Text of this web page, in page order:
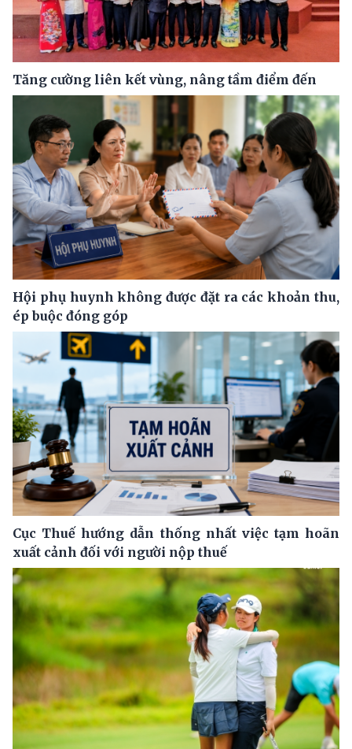
Tăng cường liên kết vùng, nâng tầm điểm đến
Hội phụ huynh không được đặt ra các khoản thu,
ép buộc đóng góp
Cục Thuế hướng dẫn thống nhất việc tạm hoãn
xuất cảnh đối với người nộp thuế